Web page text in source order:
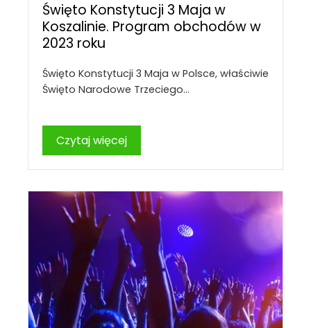
Święto Konstytucji 3 Maja w
Koszalinie. Program obchodów w
2023 roku
Święto Konstytucji 3 Maja w Polsce, właściwie
Święto Narodowe Trzeciego…
Czytaj więcej